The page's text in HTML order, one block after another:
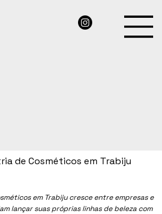
em Trabiju cresce entre empresas e
lançar suas próprias linhas de beleza com
de Cosméticos em Trabiju